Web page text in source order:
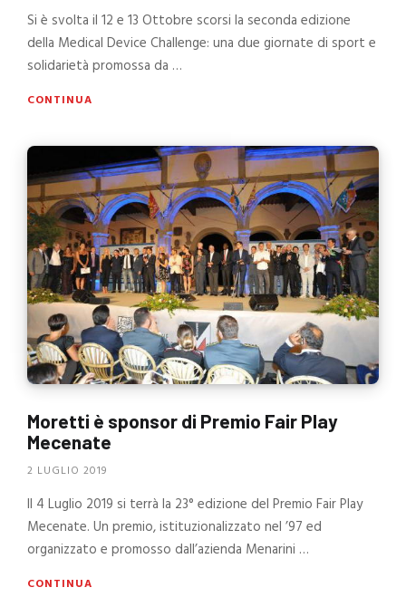
Si è svolta il 12 e 13 Ottobre scorsi la seconda edizione
della Medical Device Challenge: una due giornate di sport e
solidarietà promossa da …
CONTINUA
Moretti è sponsor di Premio Fair Play
Mecenate
2 LUGLIO 2019
Il 4 Luglio 2019 si terrà la 23° edizione del Premio Fair Play
Mecenate. Un premio, istituzionalizzato nel ’97 ed
organizzato e promosso dall’azienda Menarini …
CONTINUA